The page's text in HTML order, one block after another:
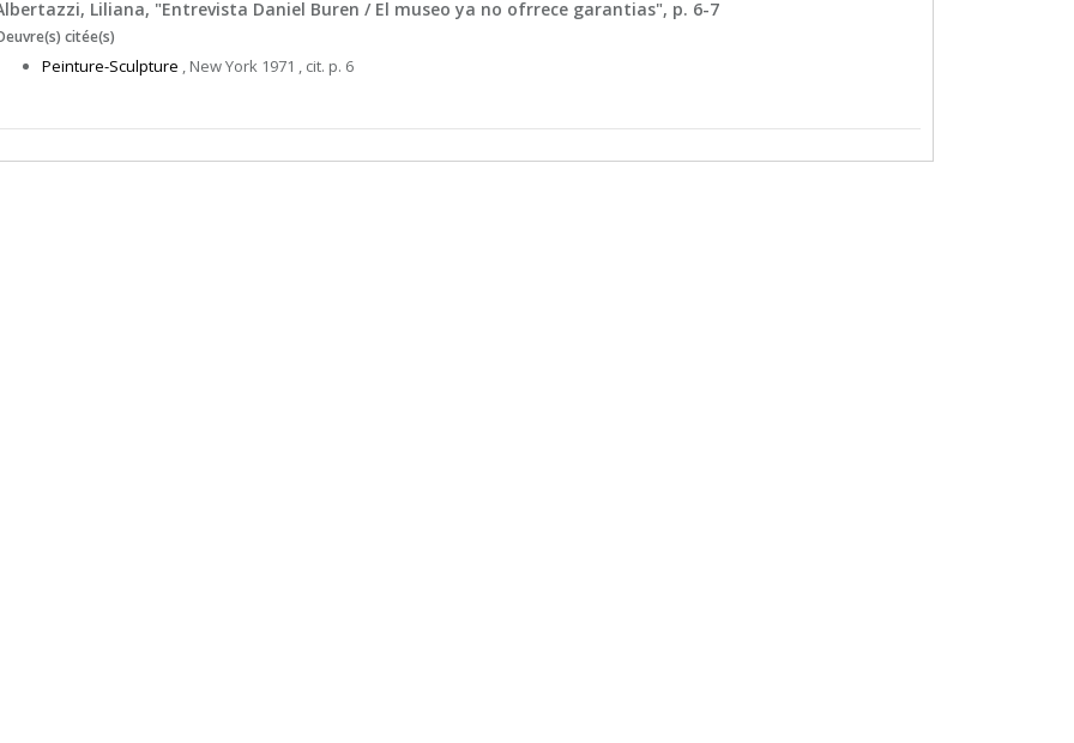
Liliana, "Entrevista Daniel Buren / El museo ya no ofrrece garantias", p. 6-7
citée(s)
Peinture-Sculpture , New York 1971 , cit. p. 6